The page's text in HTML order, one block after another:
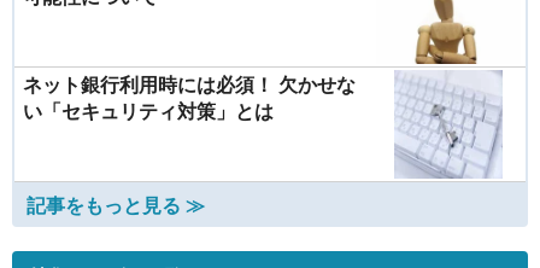
ネット銀行利用時には必須！ 欠かせな
い「セキュリティ対策」とは
記事をもっと見る ≫